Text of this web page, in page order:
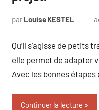
par Louise KESTEL
Qu’il s’agisse de petits
elle permet de adapter
Avec les bonnes
Continuer la lecture